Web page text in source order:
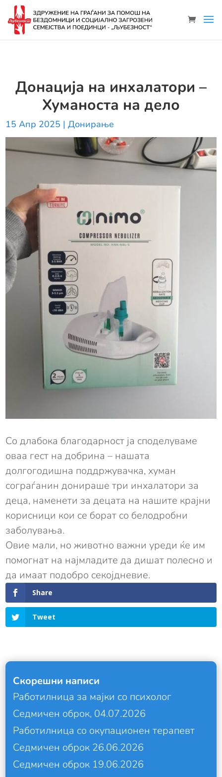
Донација на инхалатори –
Хуманоста на дело
15 Апр 2025 |Донирање
Со длабока благодарност ја споделуваме
оваа гест на добрина – нашата
долгогодишна поддржувачка, хуман
сограѓанин донираше три инхалатори за
деца, наменети за децата на нашите крајни
корисници кои се борат со белодробни
заболувања.
Овие мали, но животно важни уреди ќе им
помогнат на најмладите да дишат полесно и
да имаат подобро секојдневие.
Share
Tweet
Скорешни написи
Работилница за мајки со психолог
Седмичен оброк, 04.07.2026
Работилница со окупационен терапевт
Седмичен оброк 26.06.2026
Седмичен оброк 19.06.2026